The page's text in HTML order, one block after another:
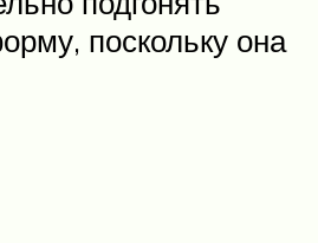
поскольку она